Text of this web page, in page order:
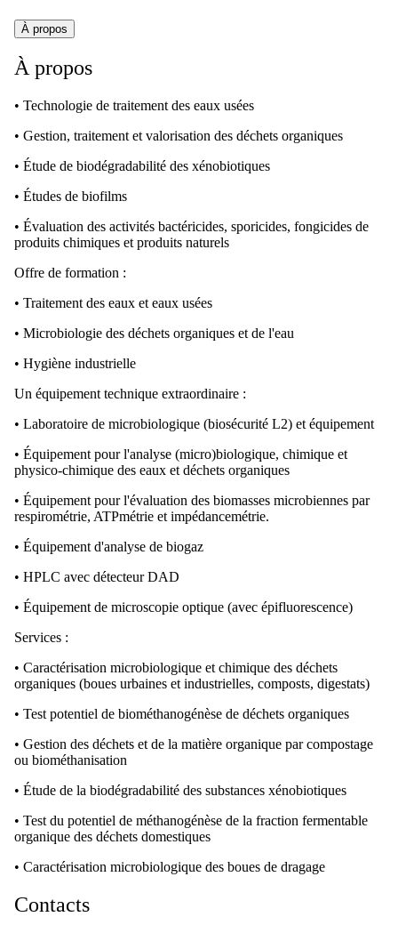
À propos
À propos
• Technologie de traitement des eaux usées
• Gestion, traitement et valorisation des déchets organiques
• Étude de biodégradabilité des xénobiotiques
• Études de biofilms
• Évaluation des activités bactéricides, sporicides, fongicides de
produits chimiques et produits naturels
Offre de formation :
• Traitement des eaux et eaux usées
• Microbiologie des déchets organiques et de l'eau
• Hygiène industrielle
Un équipement technique extraordinaire :
• Laboratoire de microbiologique (biosécurité L2) et équipement
• Équipement pour l'analyse (micro)biologique, chimique et
physico-chimique des eaux et déchets organiques
• Équipement pour l'évaluation des biomasses microbiennes par
respirométrie, ATPmétrie et impédancemétrie.
• Équipement d'analyse de biogaz
• HPLC avec détecteur DAD
• Équipement de microscopie optique (avec épifluorescence)
Services :
• Caractérisation microbiologique et chimique des déchets
organiques (boues urbaines et industrielles, composts, digestats)
• Test potentiel de biométhanogénèse de déchets organiques
• Gestion des déchets et de la matière organique par compostage
ou biométhanisation
• Étude de la biodégradabilité des substances xénobiotiques
• Test du potentiel de méthanogénèse de la fraction fermentable
organique des déchets domestiques
• Caractérisation microbiologique des boues de dragage
Contacts